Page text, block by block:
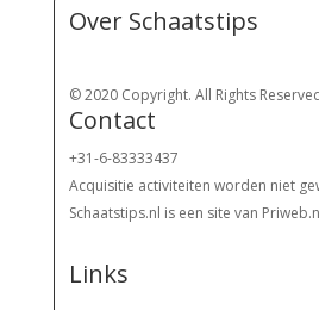
Over Schaatstips
© 2020 Copyright. All Rights
Contact
+31-6-83333437
Acquisitie activiteiten worden niet
Schaatstips.nl is een site van
Links